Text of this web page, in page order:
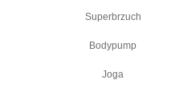
Superbrzuch
Bodypump
Joga